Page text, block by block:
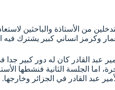
من الأستاذة والباحثين
وكرمز انساني كبير يشترك فيه
عبد القادر كان له دور كبير
اما الجلسة الثانية فنشطها
عبد القادر في الجزائر وخارجها.